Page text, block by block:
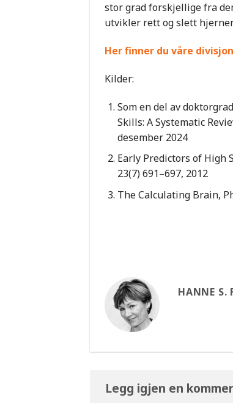
stor grad forskjellige fra
utvikler rett og slett
Her finner du våre
Kilder:
Som en del av
Skills: A Systematic
desember 2024
Early Predictors of High
23(7) 691–697, 2012
The Calculating Brain,
HANNE S.
Legg igjen en